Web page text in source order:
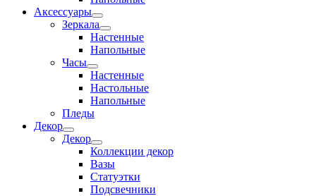
Аксессуары
Зеркала
Настенные
Напольные
Часы
Настенные
Настольные
Напольные
Пледы
Декор
Декор
Коллекции декор
Вазы
Статуэтки
Подсвечники